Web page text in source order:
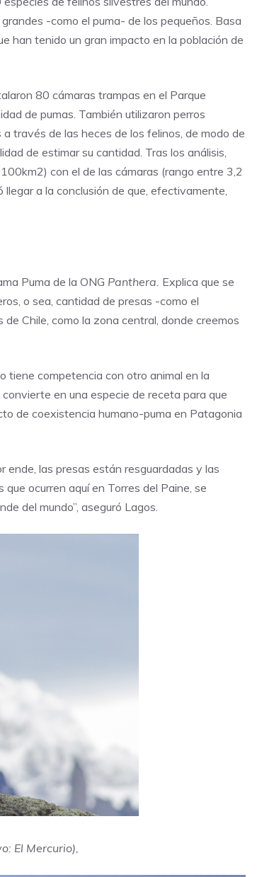
-como el puma- de los pequeños. Basa
han tenido un gran impacto en la población de
80 cámaras trampas en el Parque
de pumas. También utilizaron perros
través de las heces de los felinos, de modo de
de estimar su cantidad. Tras los análisis,
con el de las cámaras (rango entre 3,2
a la conclusión de que, efectivamente,
Puma de la ONG Panthera. Explica que se
o sea, cantidad de presas -como el
Chile, como la zona central, donde creemos
tiene competencia con otro animal en la
en una especie de receta para que
de coexistencia humano-puma en Patagonia
ende, las presas están resguardadas y las
ocurren aquí en Torres del Paine, se
del mundo”, aseguró Lagos.
El Mercurio),